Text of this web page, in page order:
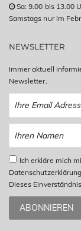
Sa: 9.00 bis 13.00
Samstags nur im
NEWSLETTER
Immer aktuell
Newsletter.
Ich erkläre mich
Dieses
ABONNIEREN